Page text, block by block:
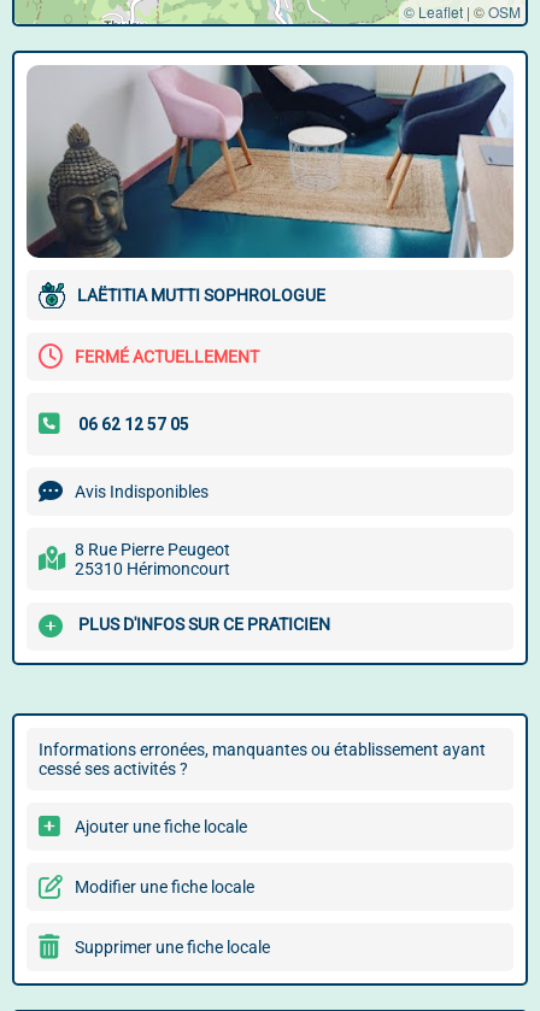
© Leaflet | ©OSM
LAËTITIA MUTTI SOPHROLOGUE
FERMÉ ACTUELLEMENT
Avis Indisponibles
8 Rue Pierre Peugeot
25310 Hérimoncourt
PLUS D'INFOS SUR CE PRATICIEN
Informations erronées, manquantes ou établissement ayant
cessé ses activités ?
Ajouter une fiche locale
Modifier une fiche locale
Supprimer une fiche locale